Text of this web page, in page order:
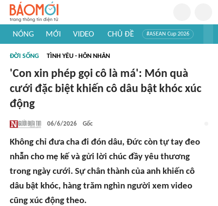
NÓNG MỚI VIDEO CHỦ ĐỀ #ASEAN Cup 2026
#Khám phá thế giới
ĐỜI SỐNG TÌNH YÊU - HÔN NHÂN
'Con xin phép gọi cô là má': Món quà
cưới đặc biệt khiến cô dâu bật khóc xúc
động
06/6/2026 Gốc
Không chỉ đưa cha đi đón dâu, Đức còn tự tay đeo
nhẫn cho mẹ kế và gửi lời chúc đầy yêu thương
trong ngày cưới. Sự chân thành của anh khiến cô
dâu bật khóc, hàng trăm nghìn người xem video
cũng xúc động theo.